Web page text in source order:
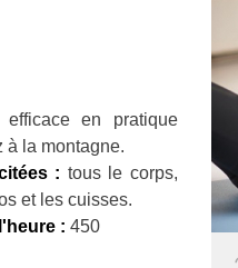
efficace en pratique
à la montagne.
: tous le corps,
et les cuisses.
: 450